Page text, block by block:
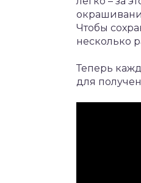
Чтобы
несколько
Теперь
для